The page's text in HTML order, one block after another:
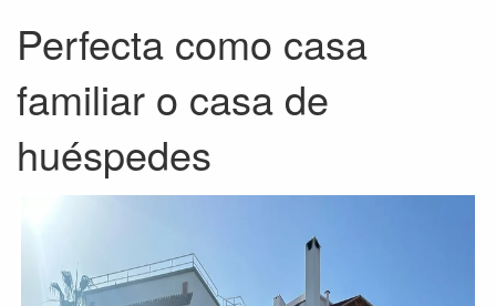
Perfecta como casa
familiar o casa de
huéspedes